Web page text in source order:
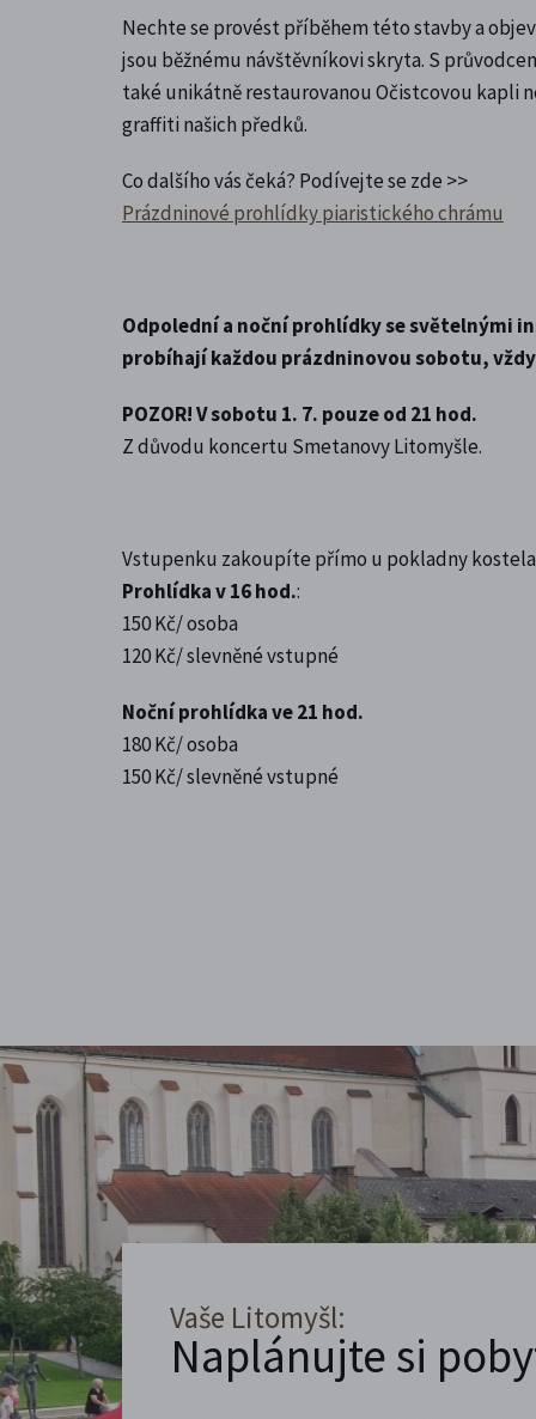
Nechte se provést příběhem této stavby a
jsou běžnému návštěvníkovi skryta. S
také unikátně restaurovanou Očistcovou kapli
graffiti našich předků.
Co dalšího vás čeká? Podívejte se zde >>
Prázdninové prohlídky piaristického chrámu
Odpolední a noční prohlídky se světelnými
probíhají každou prázdninovou sobotu, vždy
POZOR! V sobotu 1. 7. pouze od 21 hod.
Z důvodu koncertu Smetanovy Litomyšle.
Vstupenku zakoupíte přímo u pokladny
Prohlídka v 16 hod.:
150 Kč/ osoba
120 Kč/ slevněné vstupné
Noční prohlídka ve 21 hod.
180 Kč/ osoba
150 Kč/ slevněné vstupné
Vaše Litomyšl:
Naplánujte si